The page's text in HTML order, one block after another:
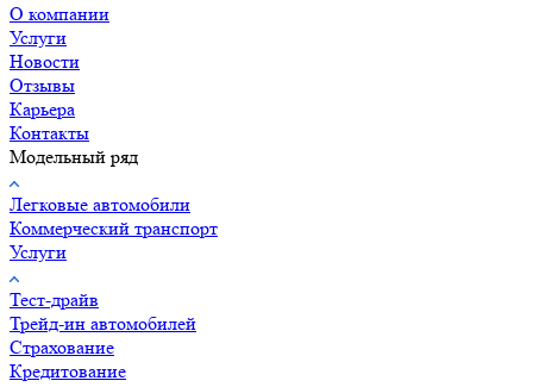
О компании
Услуги
Новости
Отзывы
Карьера
Контакты
Модельный ряд
Легковые автомобили
Коммерческий транспорт
Услуги
Тест-драйв
Трейд-ин автомобилей
Страхование
Кредитование